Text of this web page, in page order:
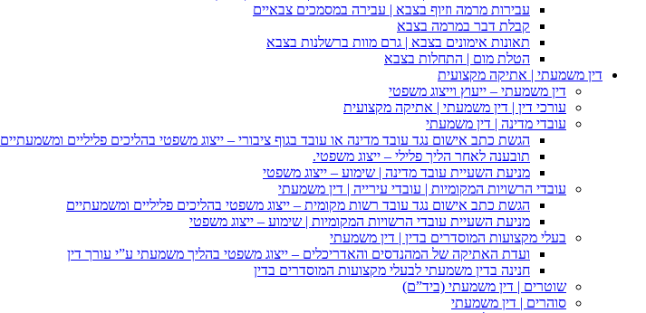
עבירות מרמה וזיוף בצבא | עבירה במסמכים צבאיים
קבלת דבר במרמה בצבא
תאונות אימונים בצבא | גרם מוות ברשלנות בצבא
הטלת מום | התחלות בצבא
דין משמעתי | אתיקה מקצועית
דין משמעתי – ייעוץ וייצוג משפטי
עורכי דין | דין משמעתי | אתיקה מקצועית
עובדי מדינה | דין משמעתי
הגשת כתב אישום נגד עובד מדינה או עובד בגוף ציבורי – ייצוג משפטי בהליכים פליליים ומשמעתיים
תובענה לאחר הליך פלילי – ייצוג משפטי.
מניעת השעיית עובד מדינה | שימוע – ייצוג משפטי
עובדי הרשויות המקומיות | עובדי עירייה | דין משמעתי
הגשת כתב אישום נגד עובד רשות מקומית – ייצוג משפטי בהליכים פליליים ומשמעתיים
מניעת השעיית עובדי הרשויות המקומיות | שימוע – ייצוג משפטי
בעלי מקצועות המוסדרים בדין | דין משמעתי
ועדת האתיקה של המהנדסים והאדריכלים – ייצוג משפטי בהליך משמעתי ע”י עורך דין
חנינה בדין משמעתי לבעלי מקצועות המוסדרים בדין
שוטרים | דין משמעתי (ביד”ם)
סוהרים | דין משמעתי